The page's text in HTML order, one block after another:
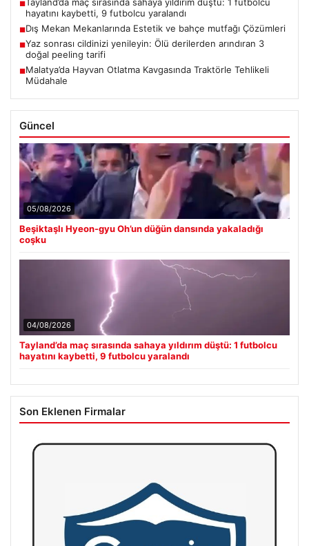
■Tayland’da maç sırasında sahaya yıldırım düştü: 1 futbolcu
hayatını kaybetti, 9 futbolcu yaralandı
■Dış Mekan Mekanlarında Estetik ve bahçe mutfağı Çözümleri
■Yaz sonrası cildinizi yenileyin: Ölü derilerden arındıran 3
doğal peeling tarifi
■Malatya’da Hayvan Otlatma Kavgasında Traktörle Tehlikeli
Müdahale
Güncel
05/08/2026
Beşiktaşlı Hyeon-gyu Oh’un düğün dansında yakaladığı
coşku
04/08/2026
Tayland’da maç sırasında sahaya yıldırım düştü: 1 futbolcu
hayatını kaybetti, 9 futbolcu yaralandı
Son Eklenen Firmalar